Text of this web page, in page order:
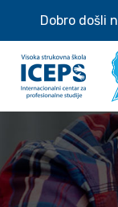
Dobro došli